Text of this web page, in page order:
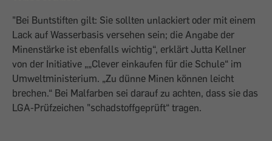
"Bei Buntstiften gilt: Sie sollten unlackiert oder mit einem
Lack auf Wasserbasis versehen sein; die Angabe der
Minenstärke ist ebenfalls wichtig“, erklärt Jutta Kellner
von der Initiative „„Clever einkaufen für die Schule“ im
Umweltministerium. „Zu dünne Minen können leicht
brechen.“ Bei Malfarben sei darauf zu achten, dass sie das
LGA-Prüfzeichen "schadstoffgeprüft“ tragen.